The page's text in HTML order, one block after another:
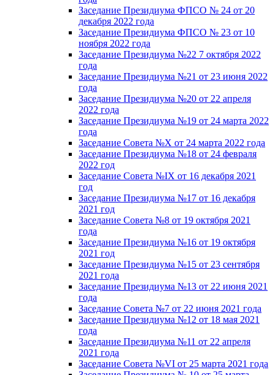
Заседание Президиума ФПСО № 24 от 20
декабря 2022 года
Заседание Президиума ФПСО № 23 от 10
ноября 2022 года
Заседание Президиума №22 7 октября 2022
года
Заседание Президиума №21 от 23 июня 2022
года
Заседание Президиума №20 от 22 апреля
2022 года
Заседание Президиума №19 от 24 марта 2022
года
Заседание Совета №X от 24 марта 2022 года
Заседание Президиума №18 от 24 февраля
2022 год
Заседание Совета №IX от 16 декабря 2021
год
Заседание Президиума №17 от 16 декабря
2021 год
Заседание Совета №8 от 19 октября 2021
года
Заседание Президиума №16 от 19 октября
2021 год
Заседание Президиума №15 от 23 сентября
2021 года
Заседание Президиума №13 от 22 июня 2021
года
Заседание Совета №7 от 22 июня 2021 года
Заседание Президиума №12 от 18 мая 2021
года
Заседание Президиума №11 от 22 апреля
2021 года
Заседание Совета №VI от 25 марта 2021 года